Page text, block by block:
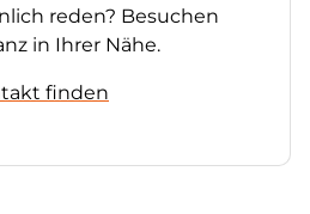
reden? Besuchen
in Ihrer Nähe.
finden